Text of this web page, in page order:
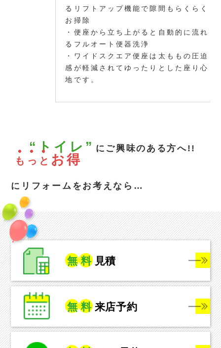
るリフトアップ機能で隙間もらくらく
お掃除
・便座から立ち上がると自動的に流れ
るフルオート便器洗浄
・ワイドスクエア便座は太ももの圧迫
感が軽減されてゆったりとした座り心
地です。
“トイレ” にご興味のある方へ!!
も っ と お得
にリフォームをお考えなら…
無 料 見積
無 料 来店予約